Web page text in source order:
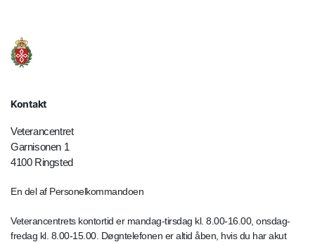
Kontakt
Veterancentret
Garnisonen 1
4100 Ringsted
En del af Personelkommandoen
Veterancentrets kontortid er mandag-tirsdag kl. 8.00-16.00, onsdag-
fredag kl. 8.00-15.00. Døgntelefonen er altid åben, hvis du har akut